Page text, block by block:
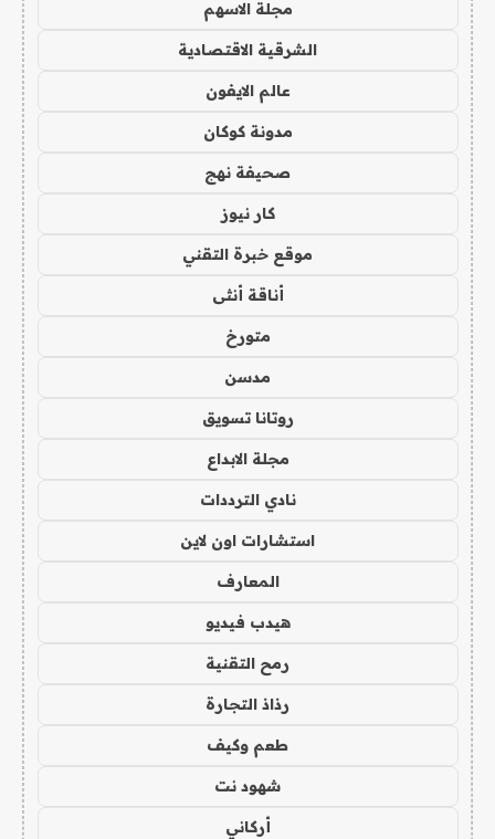
مجلة الاسهم
الشرقية الاقتصادية
عالم الايفون
مدونة كوكان
صحيفة نهج
كار نيوز
موقع خبرة التقني
أناقة أنثى
متورخ
مدسن
روتانا تسويق
مجلة الابداع
نادي الترددات
استشارات اون لاين
المعارف
هيدب فيديو
رمح التقنية
رذاذ التجارة
طعم وكيف
شهود نت
أركاني